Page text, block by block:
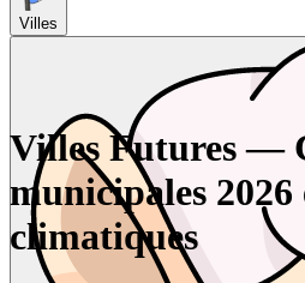
Villes
Villes Futures —
municipales
climatiques